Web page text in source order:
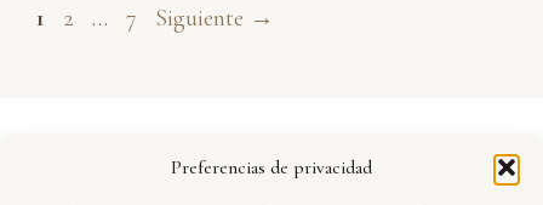
Preferencias de privacidad
Página
1 Página
2 … Página
7 Siguiente →